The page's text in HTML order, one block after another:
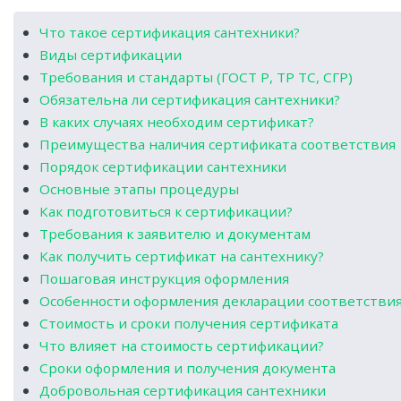
Что такое сертификация сантехники?
Виды сертификации
Требования и стандарты (ГОСТ Р, ТР ТС, СГР)
Обязательна ли сертификация сантехники?
В каких случаях необходим сертификат?
Преимущества наличия сертификата соответствия
Порядок сертификации сантехники
Основные этапы процедуры
Как подготовиться к сертификации?
Требования к заявителю и документам
Как получить сертификат на сантехнику?
Пошаговая инструкция оформления
Особенности оформления декларации
Стоимость и сроки получения сертификата
Что влияет на стоимость сертификации?
Сроки оформления и получения документа
Добровольная сертификация сантехники